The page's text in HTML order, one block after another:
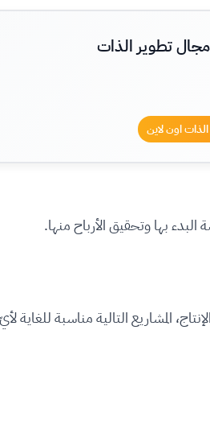
تطوير الذات
اون لاين
بها وتحقيق الأرباح منها.
المشاريع التالية مناسبة